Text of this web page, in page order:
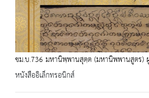
ชม.บ.736 มหานิพฺพานสุตฺต (มหานิพพานสูตร)
หนังสืออิเล็กทรอนิกส์